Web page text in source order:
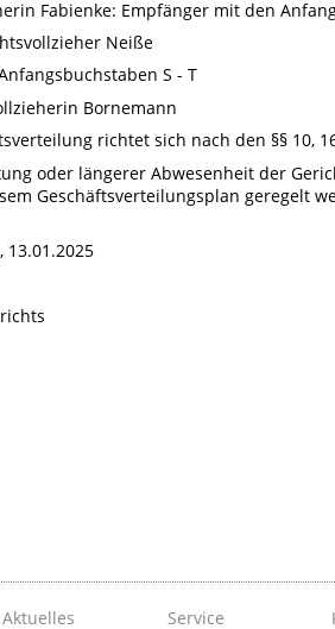
Fabienke: Empfänger mit den
Neiße
S - T
Bornemann
richtet sich nach den §§ 10,
oder längerer Abwesenheit der
Geschäftsverteilungsplan geregelt
Aktuelles Service